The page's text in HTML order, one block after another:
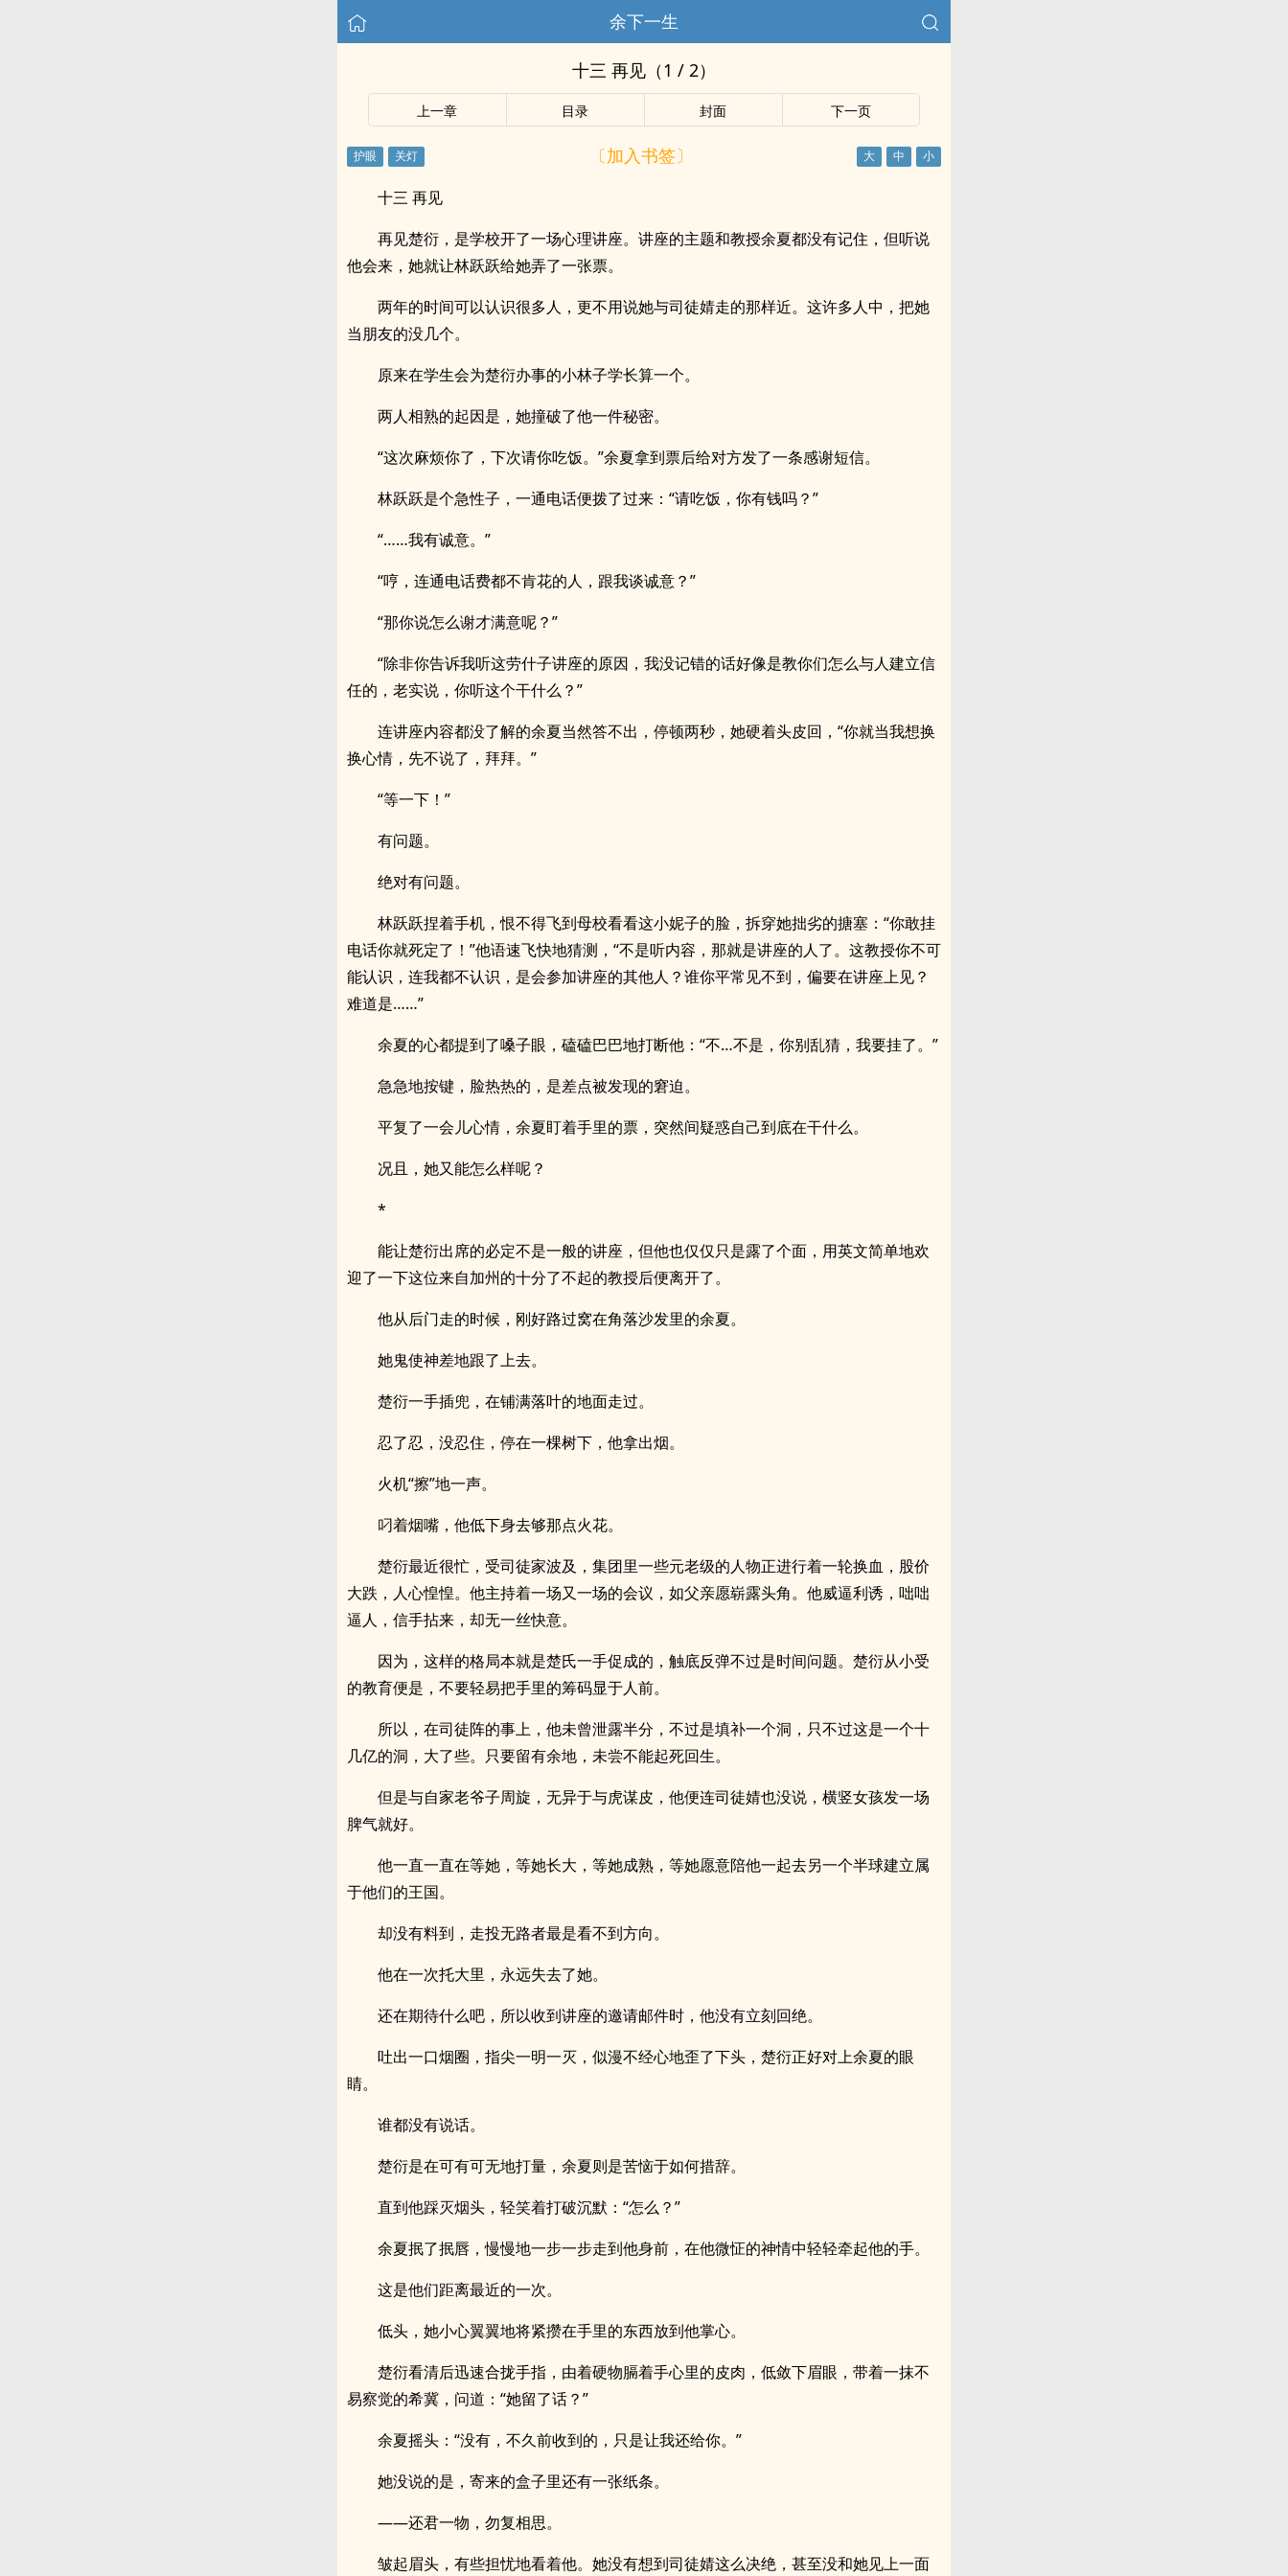
余下一生
十三 再见（1 / 2）
上一章 目录 封面 下一页
〔加入书签〕
十三 再见
再见楚衍，是学校开了一场心理讲座。讲座的主题和教授余夏都没有记住，但听说
他会来，她就让林跃跃给她弄了一张票。
两年的时间可以认识很多人，更不用说她与司徒婧走的那样近。这许多人中，把她
当朋友的没几个。
原来在学生会为楚衍办事的小林子学长算一个。
两人相熟的起因是，她撞破了他一件秘密。
“这次麻烦你了，下次请你吃饭。”余夏拿到票后给对方发了一条感谢短信。
林跃跃是个急性子，一通电话便拨了过来：“请吃饭，你有钱吗？”
“……我有诚意。”
“哼，连通电话费都不肯花的人，跟我谈诚意？”
“那你说怎么谢才满意呢？”
“除非你告诉我听这劳什子讲座的原因，我没记错的话好像是教你们怎么与人建立信
任的，老实说，你听这个干什么？”
连讲座内容都没了解的余夏当然答不出，停顿两秒，她硬着头皮回，“你就当我想换
换心情，先不说了，拜拜。”
“等一下！”
有问题。
绝对有问题。
林跃跃捏着手机，恨不得飞到母校看看这小妮子的脸，拆穿她拙劣的搪塞：“你敢挂
电话你就死定了！”他语速飞快地猜测，“不是听内容，那就是讲座的人了。这教授你不可
能认识，连我都不认识，是会参加讲座的其他人？谁你平常见不到，偏要在讲座上见？
难道是……”
余夏的心都提到了嗓子眼，磕磕巴巴地打断他：“不…不是，你别乱猜，我要挂了。”
急急地按键，脸热热的，是差点被发现的窘迫。
平复了一会儿心情，余夏盯着手里的票，突然间疑惑自己到底在干什么。
况且，她又能怎么样呢？
*
能让楚衍出席的必定不是一般的讲座，但他也仅仅只是露了个面，用英文简单地欢
迎了一下这位来自加州的十分了不起的教授后便离开了。
他从后门走的时候，刚好路过窝在角落沙发里的余夏。
她鬼使神差地跟了上去。
楚衍一手插兜，在铺满落叶的地面走过。
忍了忍，没忍住，停在一棵树下，他拿出烟。
火机“擦”地一声。
叼着烟嘴，他低下身去够那点火花。
楚衍最近很忙，受司徒家波及，集团里一些元老级的人物正进行着一轮换血，股价
大跌，人心惶惶。他主持着一场又一场的会议，如父亲愿崭露头角。他威逼利诱，咄咄
逼人，信手拈来，却无一丝快意。
因为，这样的格局本就是楚氏一手促成的，触底反弹不过是时间问题。楚衍从小受
的教育便是，不要轻易把手里的筹码显于人前。
所以，在司徒阵的事上，他未曾泄露半分，不过是填补一个洞，只不过这是一个十
几亿的洞，大了些。只要留有余地，未尝不能起死回生。
但是与自家老爷子周旋，无异于与虎谋皮，他便连司徒婧也没说，横竖女孩发一场
脾气就好。
他一直一直在等她，等她长大，等她成熟，等她愿意陪他一起去另一个半球建立属
于他们的王国。
却没有料到，走投无路者最是看不到方向。
他在一次托大里，永远失去了她。
还在期待什么吧，所以收到讲座的邀请邮件时，他没有立刻回绝。
吐出一口烟圈，指尖一明一灭，似漫不经心地歪了下头，楚衍正好对上余夏的眼
睛。
谁都没有说话。
楚衍是在可有可无地打量，余夏则是苦恼于如何措辞。
直到他踩灭烟头，轻笑着打破沉默：“怎么？”
余夏抿了抿唇，慢慢地一步一步走到他身前，在他微怔的神情中轻轻牵起他的手。
这是他们距离最近的一次。
低头，她小心翼翼地将紧攒在手里的东西放到他掌心。
楚衍看清后迅速合拢手指，由着硬物膈着手心里的皮肉，低敛下眉眼，带着一抹不
易察觉的希冀，问道：“她留了话？”
余夏摇头：“没有，不久前收到的，只是让我还给你。”
她没说的是，寄来的盒子里还有一张纸条。
——还君一物，勿复相思。
皱起眉头，有些担忧地看着他。她没有想到司徒婧这么决绝，甚至没和她见上一面